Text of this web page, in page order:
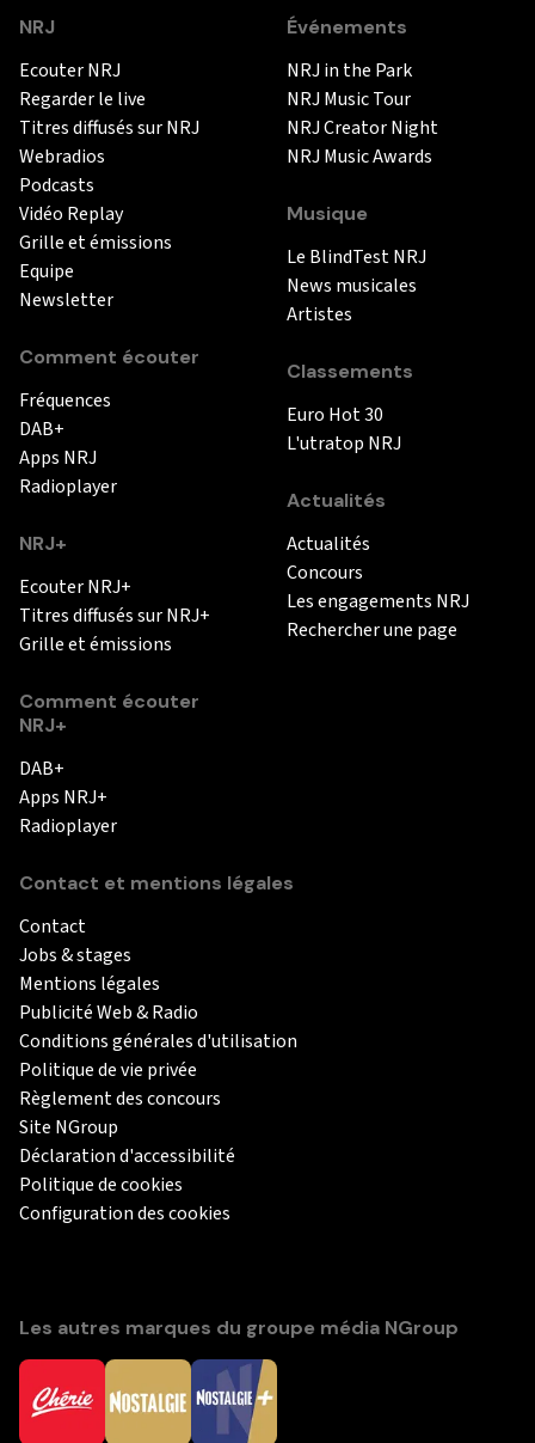
NRJ
Ecouter NRJ
Regarder le live
Titres diffusés sur NRJ
Webradios
Podcasts
Vidéo Replay
Grille et émissions
Equipe
Newsletter
Comment écouter
Fréquences
DAB+
Apps NRJ
Radioplayer
NRJ+
Ecouter NRJ+
Titres diffusés sur NRJ+
Grille et émissions
Comment écouter
NRJ+
DAB+
Apps NRJ+
Radioplayer
Événements
NRJ in the Park
NRJ Music Tour
NRJ Creator Night
NRJ Music Awards
Musique
Le BlindTest NRJ
News musicales
Artistes
Classements
Euro Hot 30
L'utratop NRJ
Actualités
Actualités
Concours
Les engagements NRJ
Rechercher une page
Contact et mentions légales
Contact
Jobs & stages
Mentions légales
Publicité Web & Radio
Conditions générales d'utilisation
Politique de vie privée
Règlement des concours
Site NGroup
Déclaration d'accessibilité
Politique de cookies
Configuration des cookies
Les autres marques du groupe média NGroup